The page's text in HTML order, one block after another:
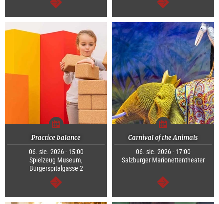
dalej dalej
Practice balance
06. sie. 2026 - 15:00
Spielzeug Museum,
Bürgerspitalgasse 2
dalej
Carnival of the Animals
06. sie. 2026 - 17:00
Salzburger Marionettentheater
dalej